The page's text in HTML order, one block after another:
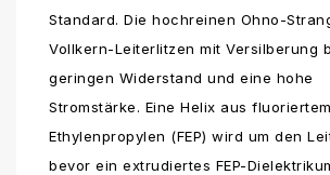
Standard. Die hochreinen Ohno-
Vollkern-Leiterlitzen mit Versilberung
geringen Widerstand und eine hohe
Stromstärke. Eine Helix aus fluoriertem
Ethylenpropylen (FEP) wird um den
bevor ein extrudiertes FEP-